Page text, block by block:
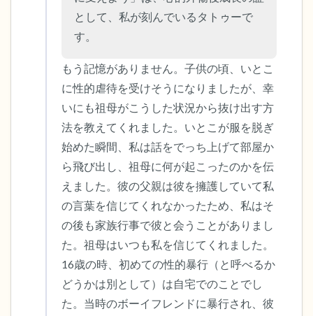
として、私が刻んでいるタトゥーで
す。
もう記憶がありません。子供の頃、いとこ
に性的虐待を受けそうになりましたが、幸
いにも祖母がこうした状況から抜け出す方
法を教えてくれました。いとこが服を脱ぎ
始めた瞬間、私は話をでっち上げて部屋か
ら飛び出し、祖母に何が起こったのかを伝
えました。彼の父親は彼を擁護していて私
の言葉を信じてくれなかったため、私はそ
の後も家族行事で彼と会うことがありまし
た。祖母はいつも私を信じてくれました。
16歳の時、初めての性的暴行（と呼べるか
どうかは別として）は自宅でのことでし
た。当時のボーイフレンドに暴行され、彼
自分の好きなところ1つ。
最後に深呼吸をしましょう。